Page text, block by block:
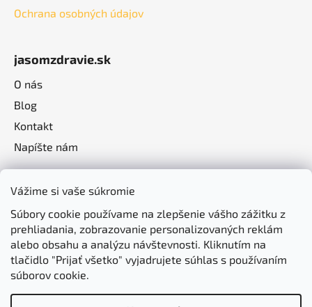
Vážime si vaše súkromie
Súbory cookie používame na zlepšenie vášho zážitku z
prehliadania, zobrazovanie personalizovaných reklám
alebo obsahu a analýzu návštevnosti. Kliknutím na
tlačidlo "Prijať všetko" vyjadrujete súhlas s používaním
súborov cookie.
Ochrana osobných údajov
jasomzdravie.sk
O nás
Blog
Kontakt
Napíšte nám